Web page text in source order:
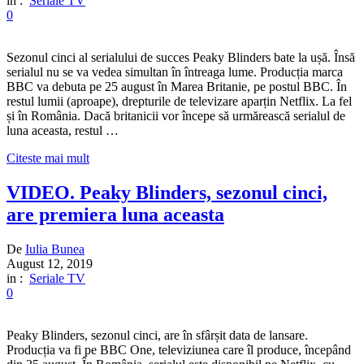
0
Sezonul cinci al serialului de succes Peaky Blinders bate la ușă. Însă
serialul nu se va vedea simultan în întreaga lume. Producția marca
BBC va debuta pe 25 august în Marea Britanie, pe postul BBC. În
restul lumii (aproape), drepturile de televizare aparțin Netflix. La fel
și în România. Dacă britanicii vor începe să urmărească serialul de
luna aceasta, restul …
Citeste mai mult
VIDEO. Peaky Blinders, sezonul cinci,
are premiera luna aceasta
De Iulia Bunea
August 12, 2019
in : Seriale TV
0
Peaky Blinders, sezonul cinci, are în sfârșit data de lansare.
Producția va fi pe BBC One, televiziunea care îl produce, începând